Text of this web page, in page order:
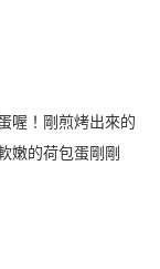
喔！剛煎烤出來的
嫩的荷包蛋剛剛